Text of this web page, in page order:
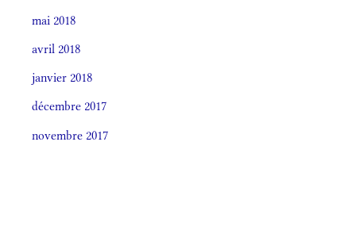
mai 2018
avril 2018
janvier 2018
décembre 2017
novembre 2017